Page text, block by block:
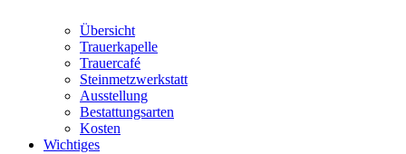
Übersicht
Trauerkapelle
Trauercafé
Steinmetzwerkstatt
Ausstellung
Bestattungsarten
Kosten
Wichtiges